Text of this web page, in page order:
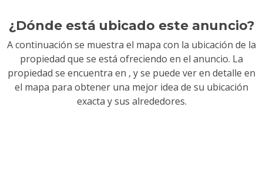
¿Dónde está ubicado este anuncio?
A continuación se muestra el mapa con la ubicación de la
propiedad que se está ofreciendo en el anuncio. La
propiedad se encuentra en , y se puede ver en detalle en
el mapa para obtener una mejor idea de su ubicación
exacta y sus alrededores.